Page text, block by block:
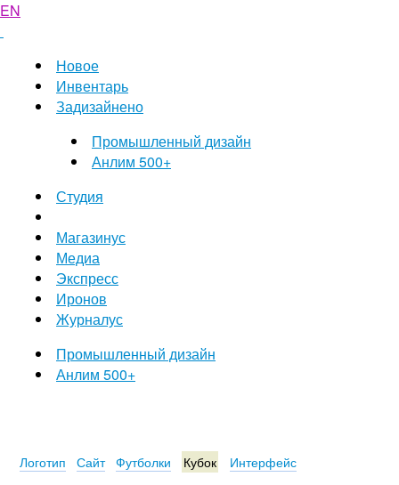
EN
Новое
Инвентарь
Задизайнено
Промышленный дизайн
Анлим 500+
Студия
Магазинус
Медиа
Экспресс
Иронов
Журналус
Промышленный дизайн
Анлим 500+
Логотип Сайт Футболки Кубок Интерфейс